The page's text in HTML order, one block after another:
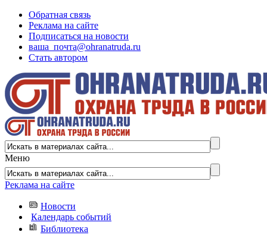
Обратная связь
Реклама на сайте
Подписаться на новости
ваша_почта@ohranatruda.ru
Стать автором
Меню
Реклама на сайте
Новости
Календарь событий
Библиотека